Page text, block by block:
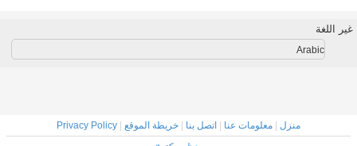
غير اللغة
Arabic
منزل | معلومات عنا | اتصل بنا | خريطة الموقع |
Privacy Policy